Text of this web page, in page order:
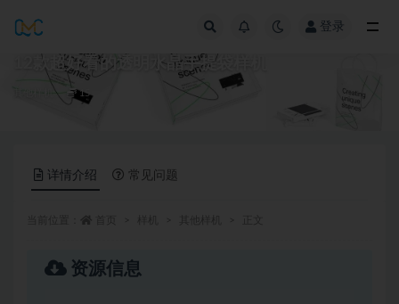
登录
12款超好看的透明水晶手提袋样机
15
详情介绍 常见问题
资源信息